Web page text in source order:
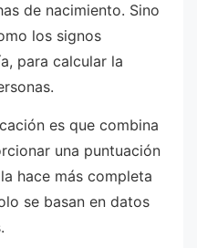
de nacimiento. Sino
los signos
para calcular la
es que combina
una puntuación
hace más completa
se basan en datos